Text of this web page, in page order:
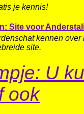
je kennis!
Site voor
kennen over
site.
U
ook